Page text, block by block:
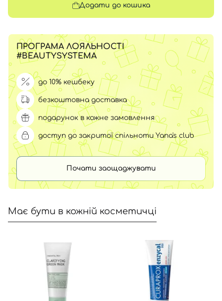
Додати до кошика
ПРОГРАМА ЛОЯЛЬНОСТІ
#BEAUTYSYSTEMA
до 10% кешбеку
безкоштовна доставка
подарунок в кожне замовлення
доступ до закритої спільноти Yana's club
Почати заощаджувати
Має бути в кожній косметичці